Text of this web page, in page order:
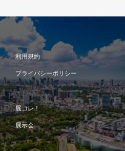
利用規約
プライバシーポリシー
展コレ！
展示会